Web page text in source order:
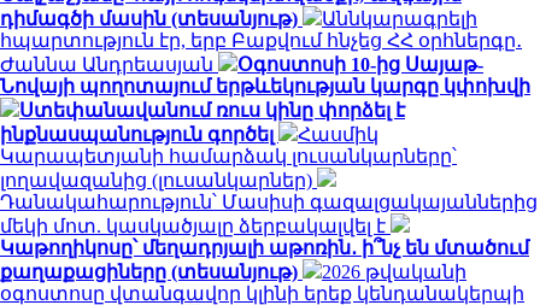
դիմագծի մասին (տեսանյութ)
Աննկարագրելի
հպարտություն էր, երբ Բաքվում հնչեց ՀՀ օրհներգը․
Ժաննա Անդրեասյան
Օգոստոսի 10-ից Սայաթ-
Նովայի պողոտայում երթևեկության կարգը կփոխվի
Ստեփանավանում ռուս կինը փորձել է
ինքնասպանություն գործել
Հասմիկ
Կարապետյանի համարձակ լուսանկարները՝
լողավազանից (լուսանկարներ)
Դանակահարություն՝ Մասիսի գազալցակայաններից
մեկի մոտ. կասկածյալը ձերբակալվել է
Կաթողիկոսը՝ մեղադրյալի աթոռին․ ի՞նչ են մտածում
քաղաքացիները (տեսանյութ)
2026 թվականի
օգոստոսը վտանգավոր կլինի երեք կենդանակերպի